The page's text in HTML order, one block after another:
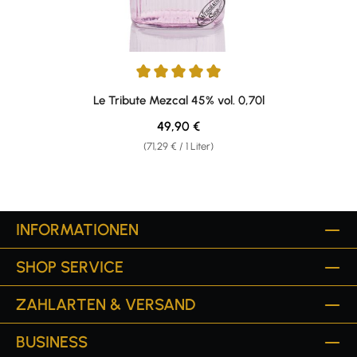
Durchschnittliche Bewertung von 5 von 5 Sternen
Le Tribute Mezcal 45% vol. 0,70l
(71,29 € / 1 Liter)
Regulärer Preis:
49,90 €
INFORMATIONEN
SHOP SERVICE
ZAHLARTEN & VERSAND
BUSINESS